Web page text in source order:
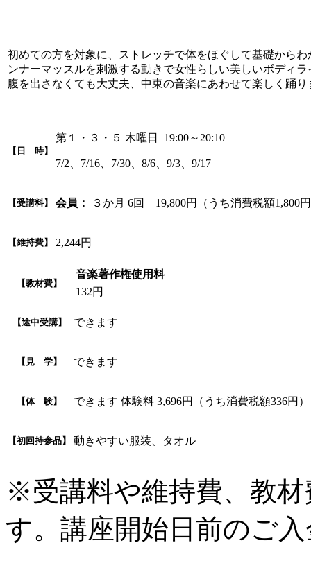
初めての方を対象に、ストレッチで体をほぐして基礎から
ンナーマッスルを刺激する動きで女性らしい美しいボディ
腹を出さなくても大丈夫、中東の音楽にあわせて楽しく踊り
【日 時】
第１・３・５ 木曜日 19:00～20:10
7/2、7/16、7/30、8/6、9/3、9/17
【受講料】 会員： ３か月 6回 19,800円（うち消費税額1,800
【維持費】 2,244円
【教材費】
音楽著作権使用料
132円
【途中受講】 できます
【見 学】 できます
【体 験】 できます 体験料 3,696円（うち消費税額336円）
【初回持参品】 動きやすい服装、タオル
※受講料や維持費、教
す。講座開始日前のご